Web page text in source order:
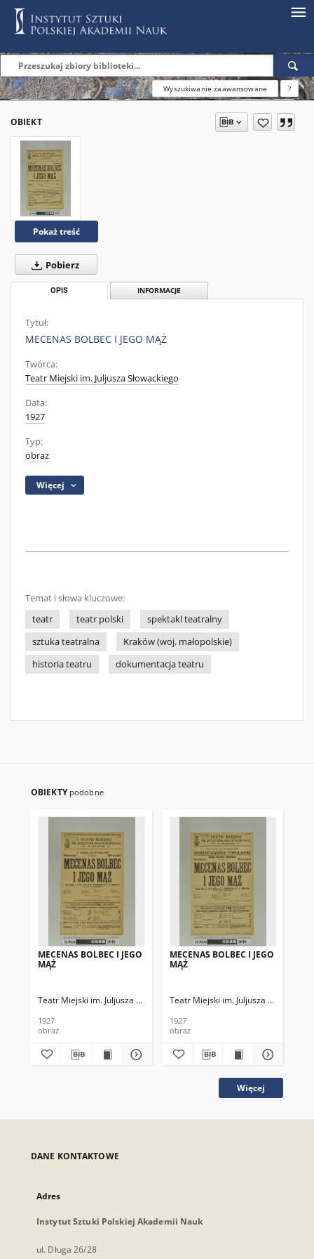
Wyszukiwanie zaawansowane ?
OBIEKT
Pokaż treść
Pobierz
OPIS INFORMACJE
Tytuł:
MECENAS BOLBEC I JEGO MĄŻ
Twórca:
Teatr Miejski im. Juljusza Słowackiego
Data:
1927
Typ:
obraz
Więcej
Temat i słowa kluczowe:
teatr
teatr polski
spektakl teatralny
sztuka teatralna
Kraków (woj. małopolskie)
historia teatru
dokumentacja teatru
OBIEKTY podobne
MECENAS BOLBEC I JEGO
MĄŻ
Teatr Miejski im. Juljusza Słowackiego
1927
obraz
MECENAS BOLBEC I JEGO
MĄŻ
Teatr Miejski im. Juljusza
1927
obraz
Więcej
DANE KONTAKTOWE
Adres
Instytut Sztuki Polskiej Akademii Nauk
ul. Długa 26/28